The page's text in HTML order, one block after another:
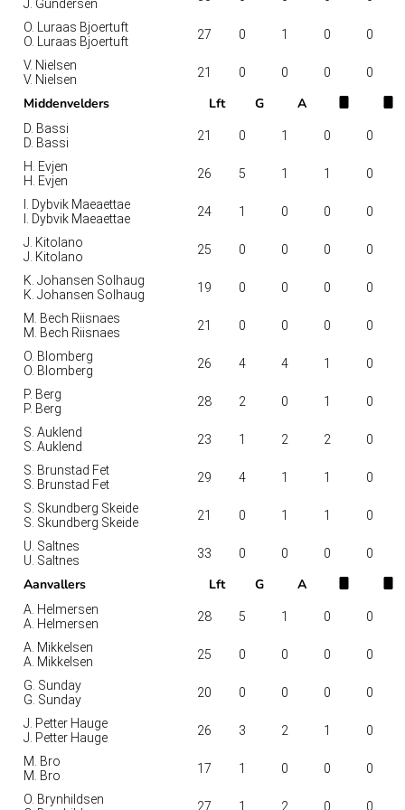
J. Gundersen
O. Luraas Bjoertuft
O. Luraas Bjoertuft
27 0 1 0 0
V. Nielsen
V. Nielsen
21 0 0 0 0
Middenvelders Lft G A
D. Bassi
D. Bassi
21 0 1 0 0
H. Evjen
H. Evjen
26 5 1 1 0
I. Dybvik Maeaettae
I. Dybvik Maeaettae
24 1 0 0 0
J. Kitolano
J. Kitolano
25 0 0 0 0
K. Johansen Solhaug
K. Johansen Solhaug
19 0 0 0 0
M. Bech Riisnaes
M. Bech Riisnaes
21 0 0 0 0
O. Blomberg
O. Blomberg
26 4 4 1 0
P. Berg
P. Berg
28 2 0 1 0
S. Auklend
S. Auklend
23 1 2 2 0
S. Brunstad Fet
S. Brunstad Fet
29 4 1 1 0
S. Skundberg Skeide
S. Skundberg Skeide
21 0 1 1 0
U. Saltnes
U. Saltnes
33 0 0 0 0
Aanvallers Lft G A
A. Helmersen
A. Helmersen
28 5 1 0 0
A. Mikkelsen
A. Mikkelsen
25 0 0 0 0
G. Sunday
G. Sunday
20 0 0 0 0
J. Petter Hauge
J. Petter Hauge
26 3 2 1 0
M. Bro
M. Bro
17 1 0 0 0
O. Brynhildsen
27 1 2 0 0